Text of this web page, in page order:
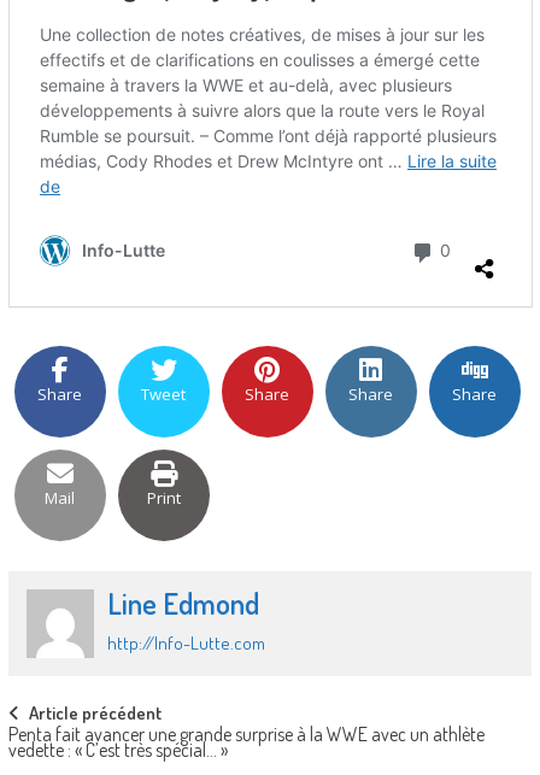
Share Tweet Share Share Share
Mail Print
Line Edmond
http://Info-Lutte.com
Post
navigation
Article précédent
Penta fait avancer une grande surprise à la WWE avec un athlète
vedette : « C’est très spécial… »